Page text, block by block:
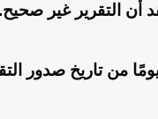
أن التقرير غير
من تاريخ صدور